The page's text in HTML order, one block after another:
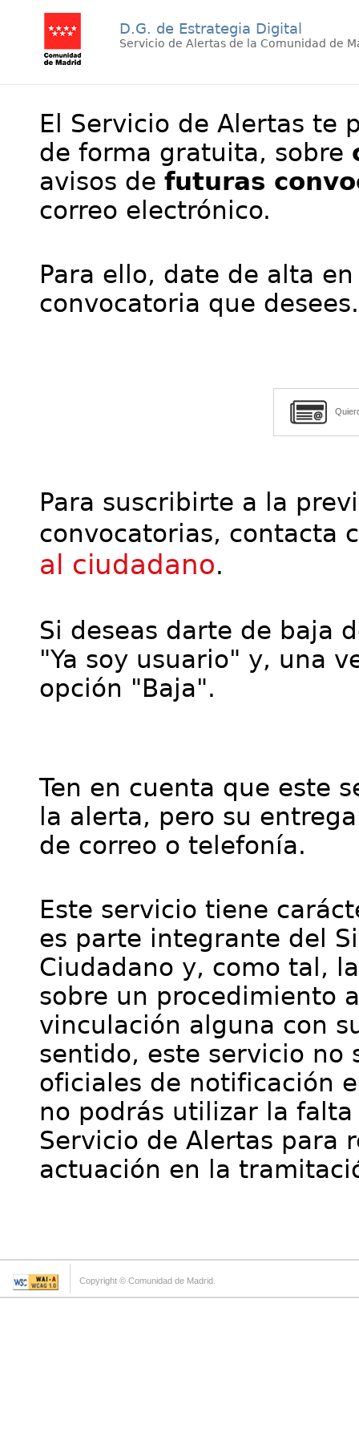
D.G. de Estrategia Digital
Servicio de Alertas de la Comunidad de
El Servicio de Alertas te
de forma gratuita, sobre
avisos de futuras
correo electrónico.
Para ello, date de alta
convocatoria que desees.
Para suscribirte a la
convocatorias, contacta
al ciudadano.
Si deseas darte de baja
"Ya soy usuario" y, una
opción "Baja".
Ten en cuenta que este
la alerta, pero su
de correo o telefonía.
Este servicio tiene
es parte integrante del
Ciudadano y, como tal,
sobre un procedimiento
vinculación alguna con
sentido, este servicio no
oficiales de notificación
no podrás utilizar la
Servicio de Alertas para
actuación en la
Copyright © Comunidad de Madrid.